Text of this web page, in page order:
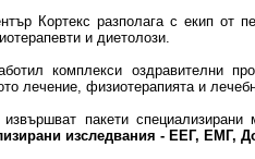
Кортекс разполага с екип от
и диетолози.
комплекси оздравителни
лечение, физиотерапията и
пакети специализирани
изследвания - ЕЕГ, ЕМГ,